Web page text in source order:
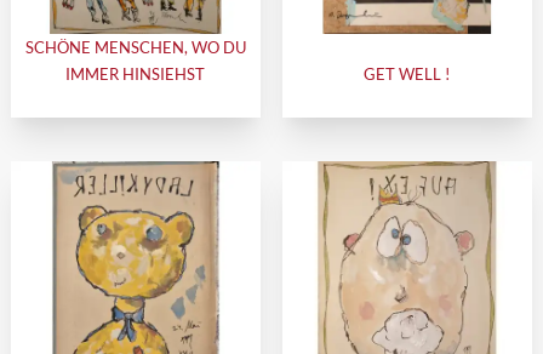
SCHÖNE MENSCHEN, WO DU
IMMER HINSIEHST
GET WELL !